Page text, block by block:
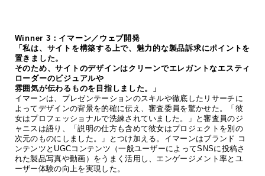
Winner 3：イマーン／ウェブ開発
「私は、サイトを構築する上で、魅力的な製品訴求にポイントを
置きました。
そのため、サイトのデザインはクリーンでエレガントなエスティ
ローダーのビジュアルや
雰囲気が伝わるものを目指しました。」
イマーンは、プレゼンテーションのスキルや徹底したリサーチに
よってデザインの背景を的確に伝え、審査委員を驚かせた。「彼
女はプロフェッショナルで洗練されていました。」と審査員のジ
ャニスは語り、「説明の仕方も含めて彼女はプロジェクトを別の
次元のものにしました。」とつけ加える。イマーンはブランド コ
ンテンツとUGCコンテンツ（一般ユーザーによってSNSに投稿さ
れた製品写真や動画）をうまく活用し、エンゲージメント率とユ
ーザー体験の向上を実現した。